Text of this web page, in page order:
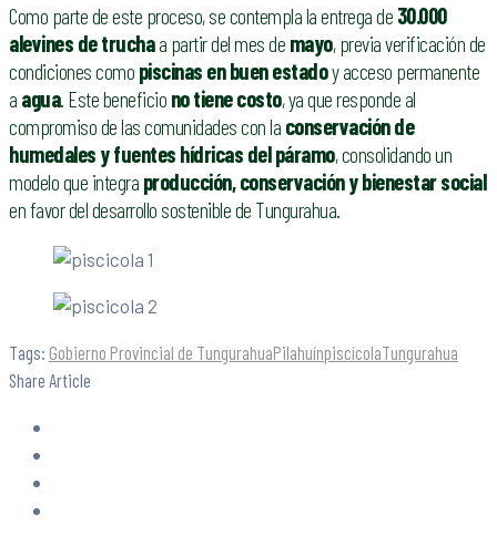
Como parte de este proceso, se contempla la entrega de 30.000
alevines de truchaa partir del mes de mayo, previa verificación de
condiciones como piscinas en buen estadoy acceso permanente
a agua. Este beneficio no tiene costo, ya que responde al
compromiso de las comunidades con la conservación de
humedales y fuentes hídricas del páramo, consolidando un
modelo que integra producción, conservación y bienestar social
en favor del desarrollo sostenible de Tungurahua.
Tags: Gobierno Provincial de TungurahuaPilahuínpiscícolaTungurahua
Share Article